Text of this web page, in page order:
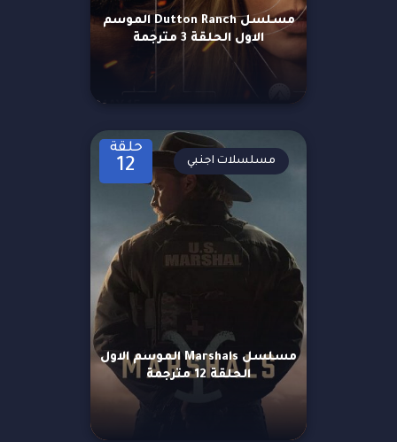
مسلسل Dutton Ranch الموسم
الاول الحلقة 3 مترجمة
حلقة
12
مسلسل Marshals الموسم الاول
الحلقة 12 مترجمة
مسلسلات اجنبي